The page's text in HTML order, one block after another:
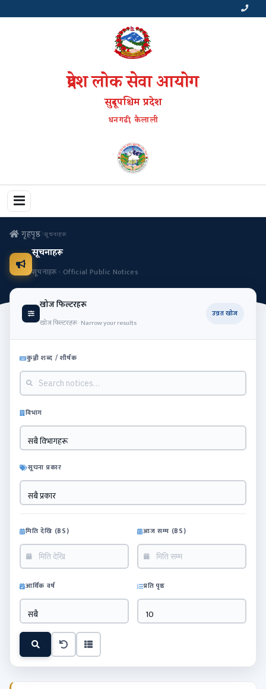
प्रदेश लोक सेवा आयोग
सुदूरपश्चिम प्रदेश
धनगढी, कैलाली
गृहपृष्ठ सूचनाहरू
सूचनाहरू
सूचनाहरू · Official Public Notices
खोज फिल्टरहरू
खोज फिल्टरहरू · Narrow your results
उन्नत खोज
कुञ्जी शब्द / शीर्षक
विभाग
सबै विभागहरू
सूचना प्रकार
सबै प्रकार
मिति देखि (BS) आज सम्म (BS)
आर्थिक वर्ष
सबै
प्रति पृष्ठ
10